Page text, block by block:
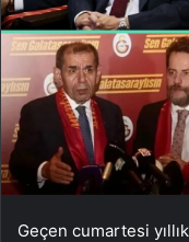
Geçen cumartesi